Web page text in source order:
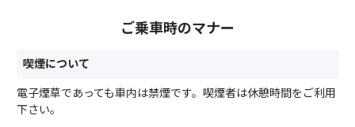
ご乗車時のマナー
喫煙について
電子煙草であっても車内は禁煙です。喫煙者は休憩時間をご利用
下さい。